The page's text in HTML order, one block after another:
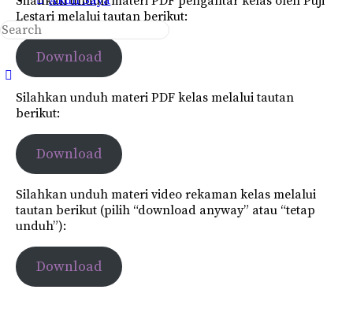
Search
for:
Close
search
Lestari melalui tautan berikut:
Download
Silahkan unduh materi PDF kelas melalui tautan
berikut:
Download
Silahkan unduh materi video rekaman kelas melalui
tautan berikut (pilih “download anyway” atau “tetap
unduh”):
Download